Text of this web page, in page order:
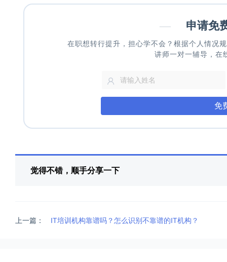
— 申请免
在职想转行提升，担心学不会？根据个人情况
讲师一对一辅导，在
免
觉得不错，顺手分享一下
上一篇： IT培训机构靠谱吗？怎么识别不靠谱的IT机构？